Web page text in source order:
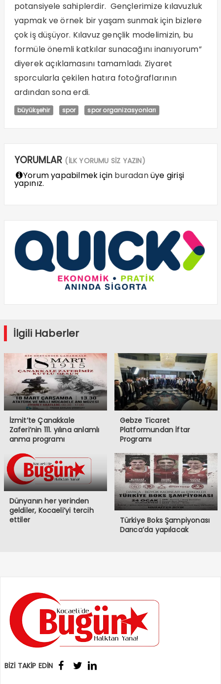
potansiyele sahiplerdir. Gençlerimize kılavuzluk
yapmak ve örnek bir yaşam sunmak için bizlere
çok iş düşüyor. Kılavuz gençlik modelimizin, bu
formüle önemli katkılar sunacağını inanıyorum”
diyerek açıklamasını tamamladı. Ziyaret
sporcularla çekilen hatıra fotoğraflarının
ardından sona erdi.
büyükşehir spor spor organizasyonları
YORUMLAR (İLK YORUMU SİZ YAZIN)
Yorum yapabilmek için buradanüye girişi
yapınız.
İlgili Haberler
İzmit’te Çanakkale
Zaferi’nin 111. yılına anlamlı
anma programı
Gebze Ticaret
Platformundan İftar
Programı
Dünyanın her yerinden
geldiler, Kocaeli’yi tercih
ettiler
Türkiye Boks Şampiyonası
Darıca’da yapılacak
BİZİ TAKİP EDİN